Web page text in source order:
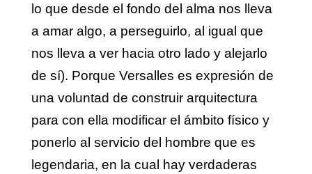
lo que desde el fondo del alma nos lleva
a amar algo, a perseguirlo, al igual que
nos lleva a ver hacia otro lado y alejarlo
de sí). Porque Versalles es expresión de
una voluntad de construir arquitectura
para con ella modificar el ámbito físico y
ponerlo al servicio del hombre que es
legendaria, en la cual hay verdaderas